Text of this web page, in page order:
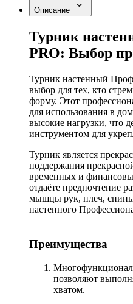
Описание
Турник
PRO: Выбор
Турник настенный
выбор для тех, кто
форму. Этот
для использования в
высокие нагрузки, что
инструментом для
Турник является
поддержания
временных и
отдаёте предпочтение
мышцы рук, плеч, спины
настенного
Преимущества
позволяют
хватом.